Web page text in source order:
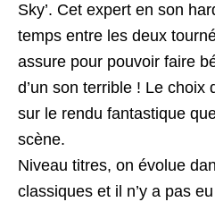
Sky’. Cet expert en son
temps entre les deux
assure pour pouvoir faire
d’un son terrible ! Le choix
sur le rendu fantastique
scène.
Niveau titres, on évolue
classiques et il n’y a pas